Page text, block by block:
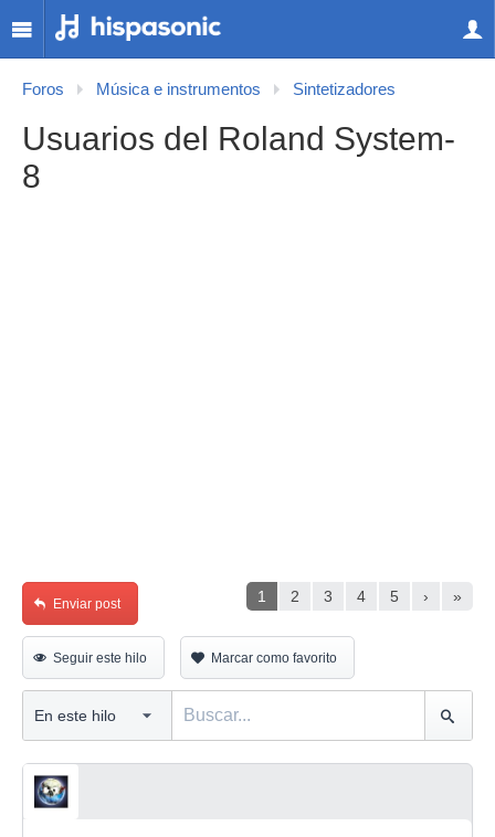
Foros Música e instrumentos Sintetizadores
Usuarios del Roland System-
8
1 2 3 4 5 › »
Enviar post
Seguir este hilo Marcar como favorito